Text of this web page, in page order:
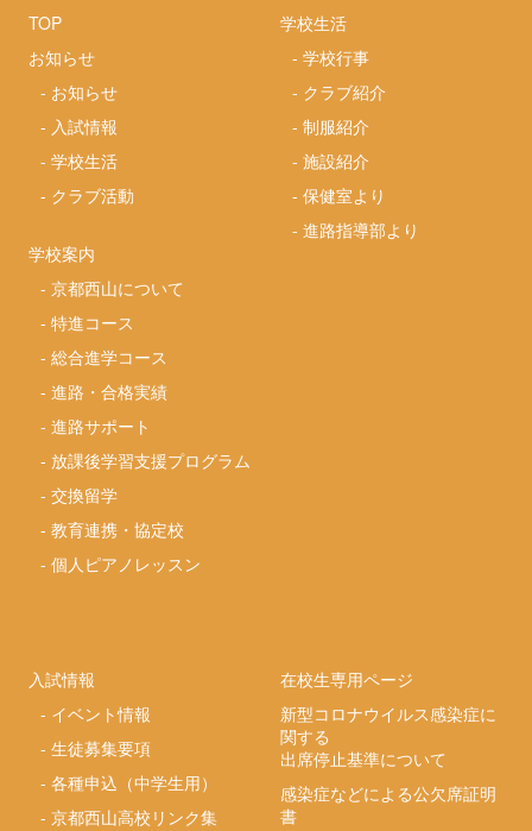
TOP
お知らせ
- お知らせ
- 入試情報
-学校生活
- クラブ活動
学校案内
-京都西山について
-特進コース
-総合進学コース
-進路・合格実績
-進路サポート
- 放課後学習支援プログラム
-交換留学
-教育連携・協定校
-個人ピアノレッスン
学校生活
-学校行事
- クラブ紹介
-制服紹介
-施設紹介
-保健室より
-進路指導部より
入試情報
- イベント情報
-生徒募集要項
-各種申込（中学生用）
-京都西山高校リンク集
在校生専用ページ
新型コロナウイルス感染症に
関する
出席停止基準について
感染症などによる公欠席証明
書